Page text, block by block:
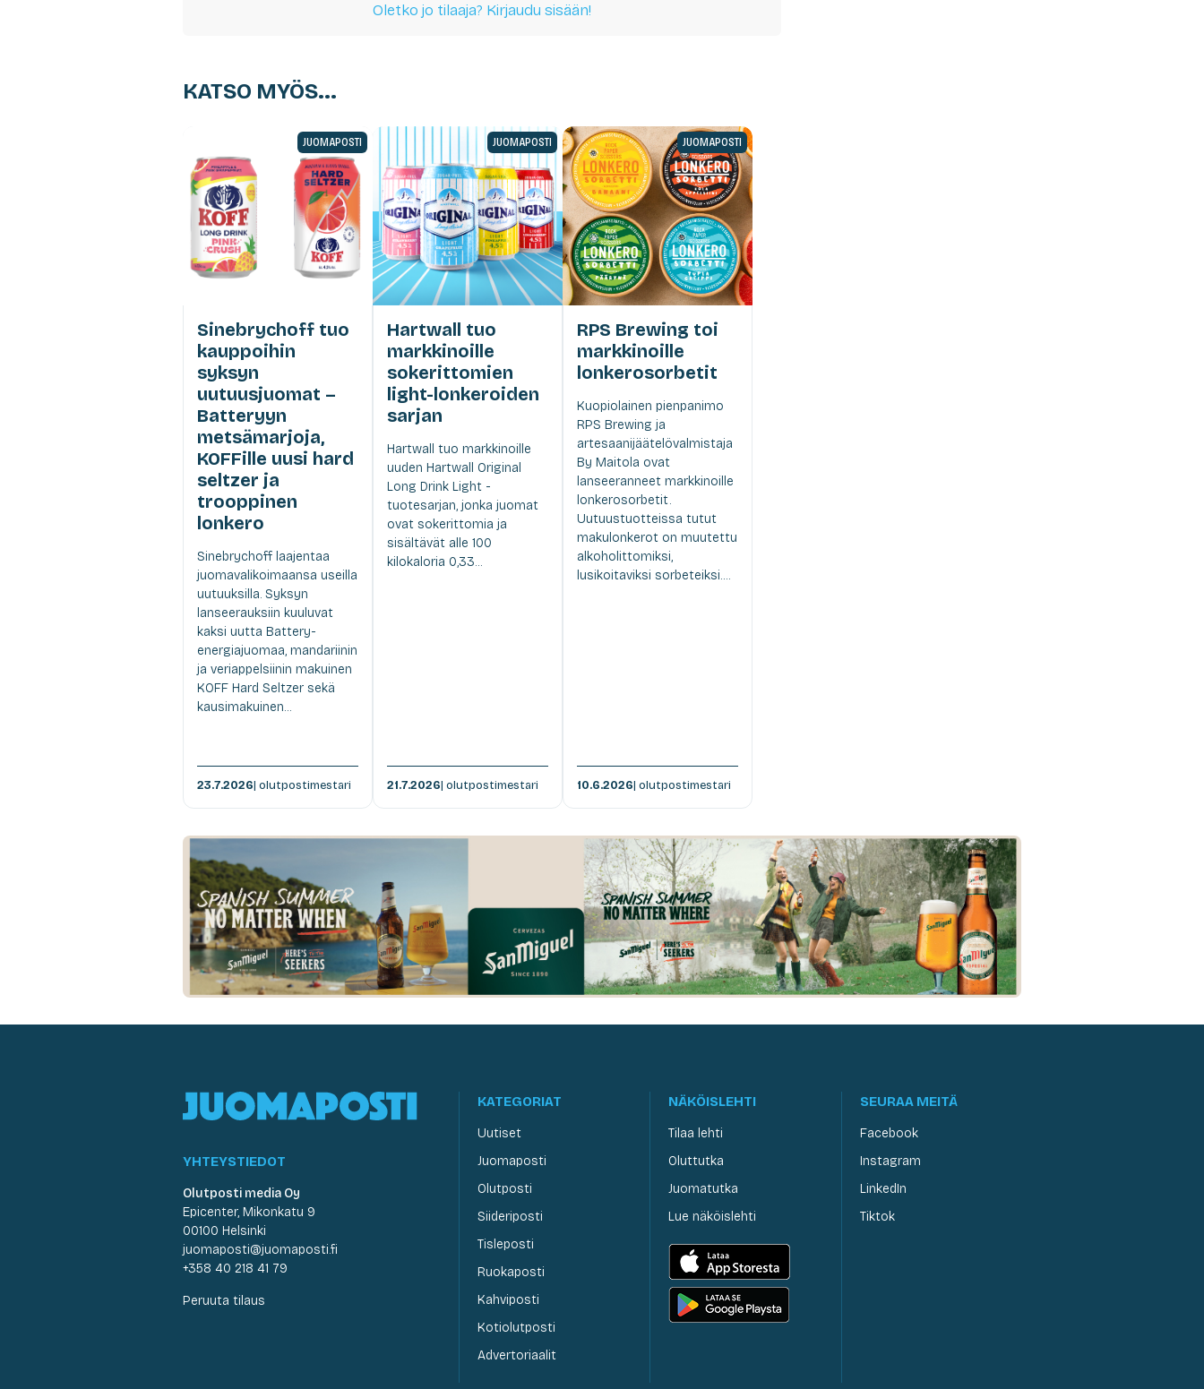
Oletko jo tilaaja? Kirjaudu sisään!
KATSO MYÖS...
JUOMAPOSTI
Sinebrychoff tuo
kauppoihin
syksyn
uutuusjuomat –
Batteryyn
metsämarjoja,
KOFFille uusi hard
seltzer ja
trooppinen
lonkero
Sinebrychoff laajentaa
juomavalikoimaansa useilla
uutuuksilla. Syksyn
lanseerauksiin kuuluvat
kaksi uutta Battery-
energiajuomaa, mandariinin
ja veriappelsiinin makuinen
KOFF Hard Seltzer sekä
kausimakuinen...
23.7.2026| olutpostimestari
JUOMAPOSTI
Hartwall tuo
markkinoille
sokerittomien
light-lonkeroiden
sarjan
Hartwall tuo markkinoille
uuden Hartwall Original
Long Drink Light -
tuotesarjan, jonka juomat
ovat sokerittomia ja
sisältävät alle 100
kilokaloria 0,33...
21.7.2026| olutpostimestari
JUOMAPOSTI
RPS Brewing toi
markkinoille
lonkerosorbetit
Kuopiolainen pienpanimo
RPS Brewing ja
artesaanijäätelövalmistaja
By Maitola ovat
lanseeranneet markkinoille
lonkerosorbetit.
Uutuustuotteissa tutut
makulonkerot on muutettu
alkoholittomiksi,
lusikoitaviksi sorbeteiksi....
10.6.2026| olutpostimestari
YHTEYSTIEDOT
Olutposti media Oy
Epicenter, Mikonkatu 9
00100 Helsinki
juomaposti@juomaposti.fi
+358 40 218 41 79
Peruuta tilaus
KATEGORIAT
Uutiset
Juomaposti
Olutposti
Siideriposti
Tisleposti
Ruokaposti
Kahviposti
Kotiolutposti
Advertoriaalit
NÄKÖISLEHTI
Tilaa lehti
Oluttutka
Juomatutka
Lue näköislehti
SEURAA MEITÄ
Facebook
Instagram
LinkedIn
Tiktok